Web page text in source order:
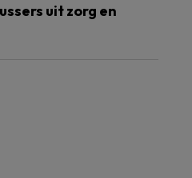
uit zorg en